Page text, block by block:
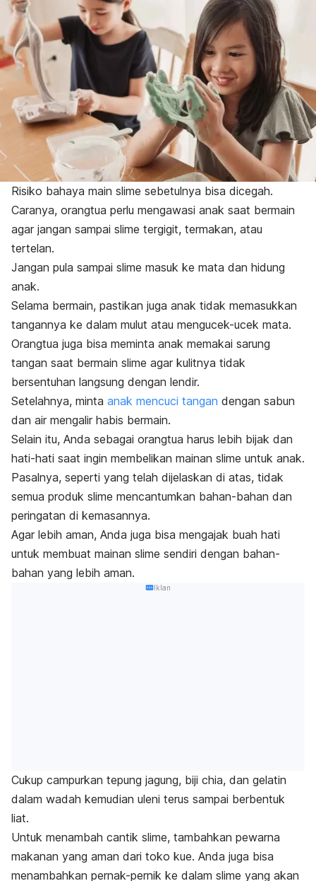
Risiko bahaya main slime sebetulnya bisa dicegah.
Caranya, orangtua perlu mengawasi anak saat bermain
agar jangan sampai slime tergigit, termakan, atau
tertelan.
Jangan pula sampai slime masuk ke mata dan hidung
anak.
Selama bermain, pastikan juga anak tidak memasukkan
tangannya ke dalam mulut atau mengucek-ucek mata.
Orangtua juga bisa meminta anak memakai sarung
tangan saat bermain slime agar kulitnya tidak
bersentuhan langsung dengan lendir.
Setelahnya, minta anak mencuci tangan dengan sabun
dan air mengalir habis bermain.
Selain itu, Anda sebagai orangtua harus lebih bijak dan
hati-hati saat ingin membelikan mainan slime untuk anak.
Pasalnya, seperti yang telah dijelaskan di atas, tidak
semua produk slime mencantumkan bahan-bahan dan
peringatan di kemasannya.
Agar lebih aman, Anda juga bisa mengajak buah hati
untuk membuat mainan slime sendiri dengan bahan-
bahan yang lebih aman.
Iklan
Cukup campurkan tepung jagung, biji chia, dan gelatin
dalam wadah kemudian uleni terus sampai berbentuk
liat.
Untuk menambah cantik slime, tambahkan pewarna
makanan yang aman dari toko kue. Anda juga bisa
menambahkan pernak-pernik ke dalam slime yang akan